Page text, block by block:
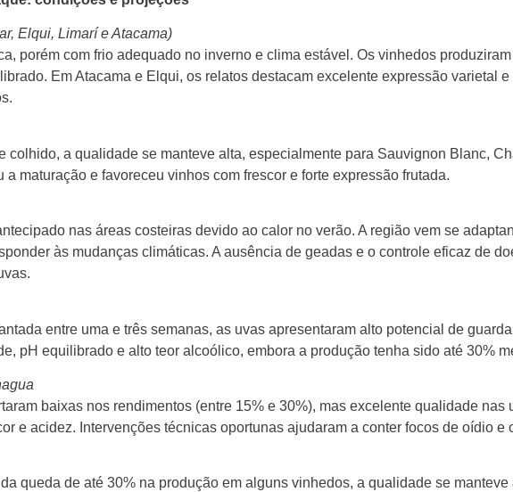
Elqui, Limarí e Atacama)
porém com frio adequado no inverno e clima estável. Os vinhedos
Em Atacama e Elqui, os relatos destacam excelente expressão varietal
colhido, a qualidade se manteve alta, especialmente para Sauvignon Blanc,
a maturação e favoreceu vinhos com frescor e forte expressão frutada.
nas áreas costeiras devido ao calor no verão. A região vem se
às mudanças climáticas. A ausência de geadas e o controle eficaz de
entre uma e três semanas, as uvas apresentaram alto potencial de
pH equilibrado e alto teor alcoólico, embora a produção tenha sido até 30%
baixas nos rendimentos (entre 15% e 30%), mas excelente qualidade nas
e acidez. Intervenções técnicas oportunas ajudaram a conter focos de oídio e
queda de até 30% na produção em alguns vinhedos, a qualidade se